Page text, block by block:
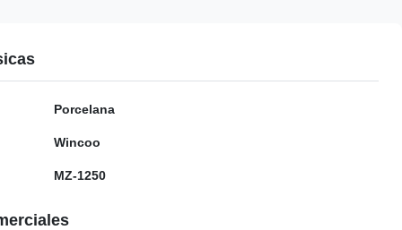
Porcelana
Wincoo
MZ-1250